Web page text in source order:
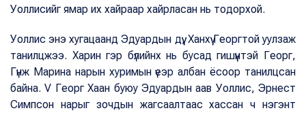
Уоллисийг ямар их хайраар хайрласан нь тодорхой.
Уоллис энэ хугацаанд Эдуардын дүү, Ханхүү Георгтой уулзаж
танилцжээ. Харин гэр бүлийнх нь бусад гишүүнтэй Георг,
Гүнж Марина нарын хуримын үеэр албан ёсоор танилцсан
байна. V Георг Хаан буюу Эдуардын аав Уоллис, Эрнест
Симпсон нарыг зочдын жагсаалтаас хассан ч нэгэнт